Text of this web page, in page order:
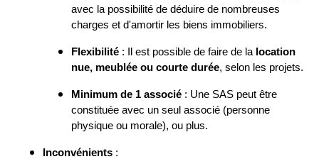
avec la possibilité de déduire de nombreuses
charges et d'amortir les biens immobiliers.
Flexibilité : Il est possible de faire de la location
nue, meublée ou courte durée, selon les projets.
Minimum de 1 associé : Une SAS peut être
constituée avec un seul associé (personne
physique ou morale), ou plus.
Inconvénients :